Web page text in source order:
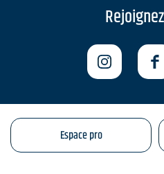
Espace pro